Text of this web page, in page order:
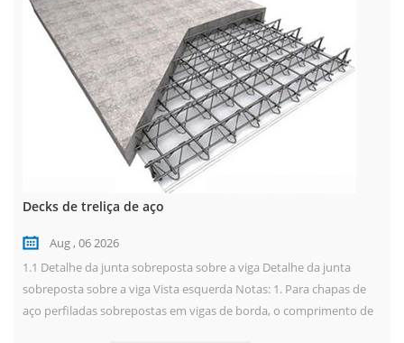
Decks de treliça de aço
Aug , 06 2026
1.1 Detalhe da junta sobreposta sobre a viga Detalhe da junta
sobreposta sobre a viga Vista esquerda Notas: 1. Para chapas de
aço perfiladas sobrepostas em vigas de borda, o comprimento de